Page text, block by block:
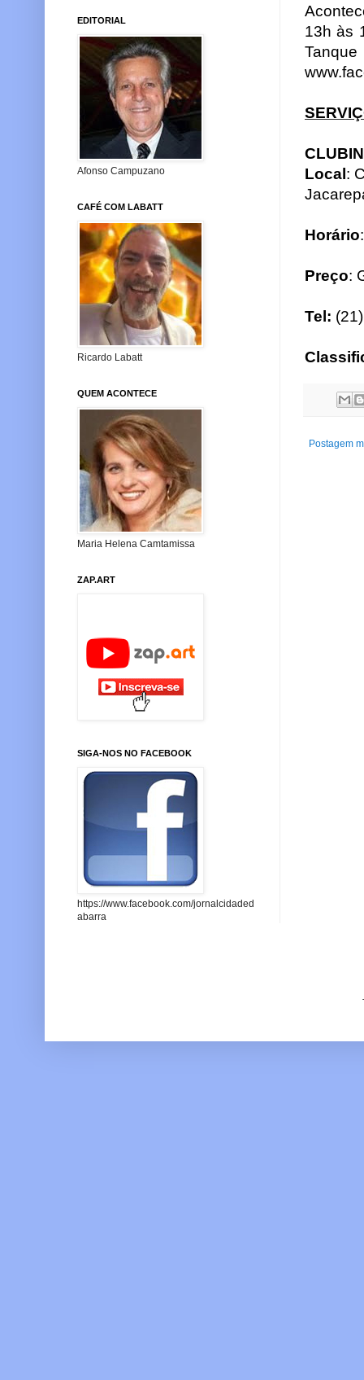
13h às
Local:
Horário
Preço:
Tel:
Postagem
EDITORIAL
Afonso Campuzano
CAFÉ COM LABATT
Ricardo Labatt
QUEM ACONTECE
Maria Helena Camtamissa
ZAP.ART
SIGA-NOS NO FACEBOOK
https://www.facebook.com/jornalcidaded
abarra